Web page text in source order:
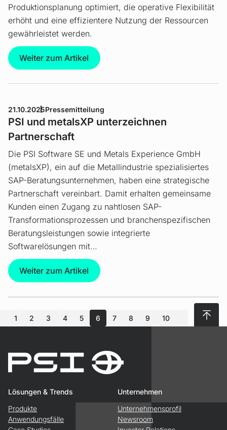
Produktionsplanung optimiert, die operative Flexibilität
erhöht und eine effizientere Nutzung der Ressourcen
gewährleistet werden.
Weiter zum Artikel
21.10.2025Pressemitteilung
PSI und metalsXP unterzeichnen
Partnerschaft
Die PSI Software SE und Metals Experience GmbH
(metalsXP), ein auf die Metallindustrie spezialisiertes
SAP-Beratungsunternehmen, haben eine strategische
Partnerschaft vereinbart. Damit erhalten gemeinsame
Kunden einen Zugang zu nahtlosen SAP-
Transformationsprozessen und branchenspezifischen
Beratungsleistungen sowie integrierte
Softwarelösungen mit…
Weiter zum Artikel
1 2 3 4 5 6 7 8 9 10 nächste
Lösungen & Trends
Produkte
Anwendungsfälle
Unternehmen
Unternehmensprofil
Newsroom
Nach